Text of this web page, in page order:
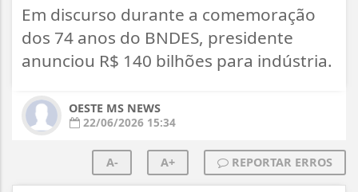
Em discurso durante a comemoração
dos 74 anos do BNDES, presidente
anunciou R$ 140 bilhões para indústria.
OESTE MS NEWS
22/06/2026 15:34
A- A+ REPORTAR ERROS